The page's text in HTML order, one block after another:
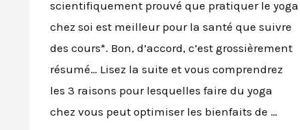
scientifiquement prouvé que pratiquer le yoga
chez soi est meilleur pour la santé que suivre
des cours*. Bon, d’accord, c’est grossièrement
résumé… Lisez la suite et vous comprendrez
les 3 raisons pour lesquelles faire du yoga
chez vous peut optimiser les bienfaits de …